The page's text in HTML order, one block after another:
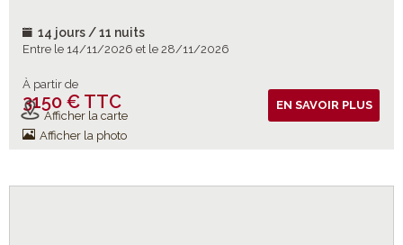
14 jours / 11 nuits
Entre le 14/11/2026 et le 28/11/2026
À partir de
3150 € TTC
Vols inclus
Afficher la carte
Afficher la photo
EN SAVOIR PLUS